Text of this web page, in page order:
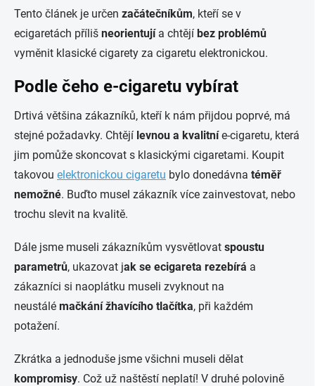
Tento článek je určen začátečníkům, kteří se v
ecigaretách příliš neorientujía chtějí bez problémů
vyměnit klasické cigarety za cigaretu elektronickou.
Podle čeho e-cigaretu vybírat
Drtivá většina zákazníků, kteří k nám přijdou poprvé, má
stejné požadavky. Chtějí levnou a kvalitníe-cigaretu, která
jim pomůže skoncovat s klasickými cigaretami. Koupit
takovou elektronickou cigaretu bylo donedávna téměř
nemožné. Buďto musel zákazník více zainvestovat, nebo
trochu slevit na kvalitě.
Dále jsme museli zákazníkům vysvětlovat spoustu
parametrů, ukazovat jak se ecigareta rezebírá a
zákazníci si naoplátku museli zvyknout na
neustálé mačkání žhavícího tlačítka, při každém
potažení.
Zkrátka a jednoduše jsme všichni museli dělat
kompromisy. Což už naštěstí neplatí! V druhé polovině